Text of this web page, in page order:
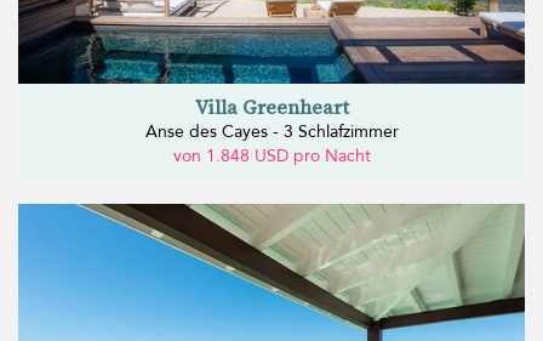
Villa Greenheart
Anse des Cayes - 3 Schlafzimmer
von 1.848 USD pro Nacht